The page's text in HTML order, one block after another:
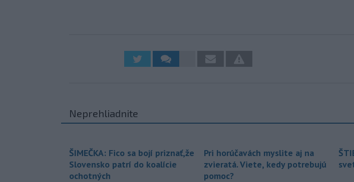
Neprehliadnite
ŠIMEČKA: Fico sa bojí priznať,že
Slovensko patrí do koalície
ochotných
Pri horúčavách myslite aj na
zvieratá. Viete, kedy potrebujú
pomoc?